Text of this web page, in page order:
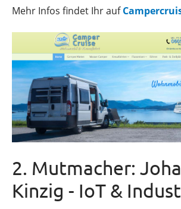
Mehr Infos findet Ihr auf
2. Mutmacher:
Kinzig - IoT &